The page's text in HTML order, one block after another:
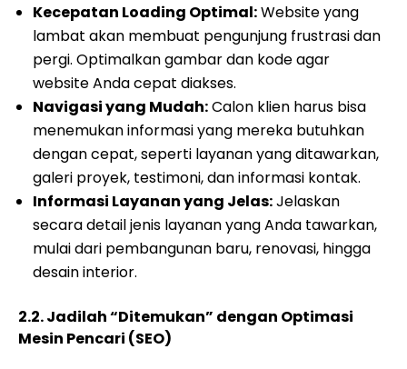
Kecepatan Loading Optimal:Website yang
lambat akan membuat pengunjung frustrasi dan
pergi. Optimalkan gambar dan kode agar
website Anda cepat diakses.
Navigasi yang Mudah:Calon klien harus bisa
menemukan informasi yang mereka butuhkan
dengan cepat, seperti layanan yang ditawarkan,
galeri proyek, testimoni, dan informasi kontak.
Informasi Layanan yang Jelas:Jelaskan
secara detail jenis layanan yang Anda tawarkan,
mulai dari pembangunan baru, renovasi, hingga
desain interior.
2.2. Jadilah “Ditemukan” dengan Optimasi
Mesin Pencari (SEO)